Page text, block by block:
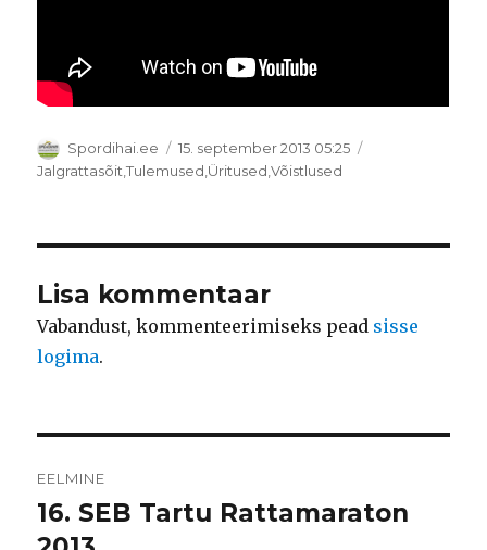
Autor
Spordihai.ee Postitatud
15. september 2013 05:25
Rubriigid
Jalgrattasõit,Tulemused,Üritused,Võistlused
Lisa kommentaar
Vabandust, kommenteerimiseks pead sisse
logima.
EELMINE
Eelmine
postitus:
16. SEB Tartu Rattamaraton